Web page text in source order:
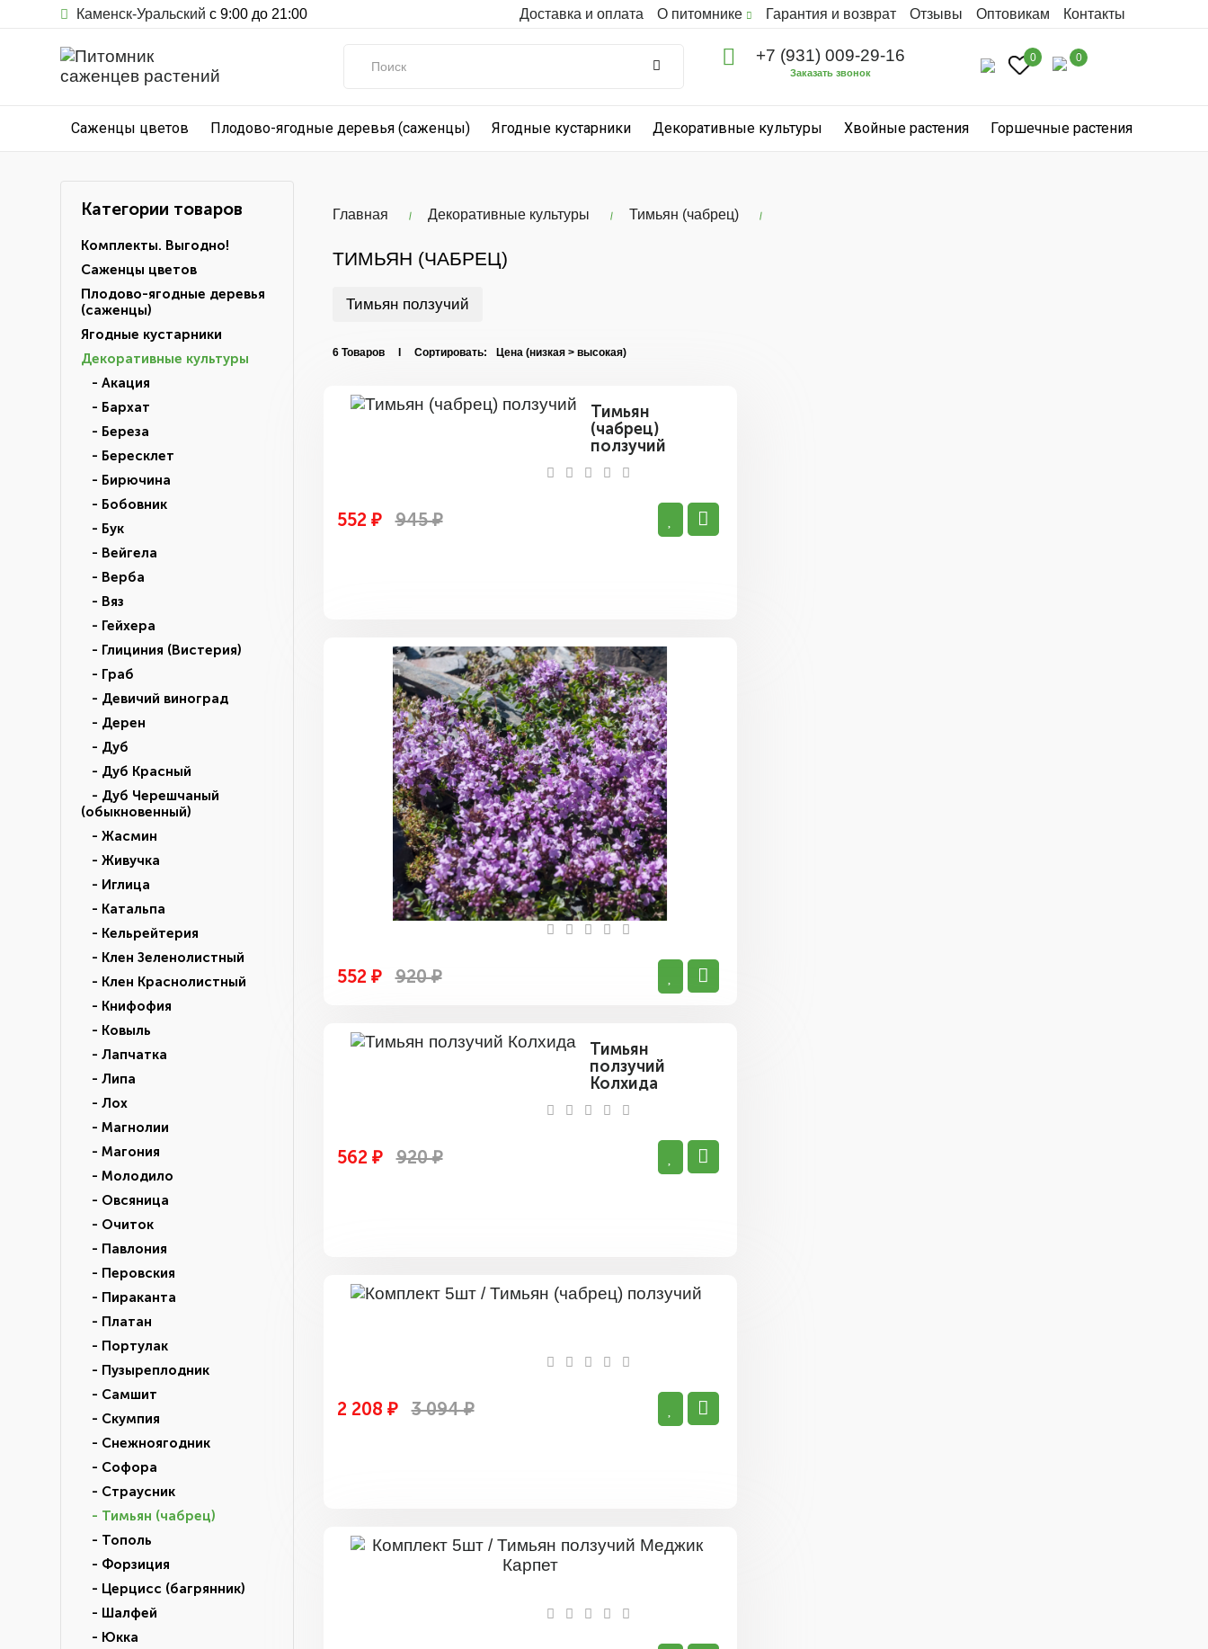
Каменск-Уральский с 9:00 до 21:00 Доставка и оплата О питомнике Гарантия и возврат Отзывы Оптовикам Контакты
+7 (931) 009-29-16
Заказать звонок
0 0
Саженцы цветов Плодово-ягодные деревья (саженцы) Ягодные кустарники Декоративные культуры Хвойные растения Горшечные растения
Категории товаров
Комплекты. Выгодно!
Саженцы цветов
Плодово-ягодные деревья
(саженцы)
Ягодные кустарники
Декоративные культуры
- Акация
- Бархат
- Береза
- Бересклет
- Бирючина
- Бобовник
- Бук
- Вейгела
- Верба
- Вяз
- Гейхера
- Глициния (Вистерия)
- Граб
- Девичий виноград
- Дерен
- Дуб
- Дуб Красный
- Дуб Черешчаный
(обыкновенный)
- Жасмин
- Живучка
- Иглица
- Катальпа
- Кельрейтерия
- Клен Зеленолистный
- Клен Краснолистный
- Книфофия
- Ковыль
- Лапчатка
- Липа
- Лох
- Магнолии
- Магония
- Молодило
- Овсяница
- Очиток
- Павлония
- Перовския
- Пираканта
- Платан
- Портулак
- Пузыреплодник
- Самшит
- Скумпия
- Снежноягодник
- Софора
- Страусник
- Тимьян (чабрец)
- Тополь
- Форзиция
- Церцисс (багрянник)
- Шалфей
- Юкка
Главная Декоративные культуры Тимьян (чабрец)
ТИМЬЯН (ЧАБРЕЦ)
Тимьян ползучий
6 Товаров I Сортировать:
Тимьян
(чабрец)
ползучий
552 ₽ 945 ₽
552 ₽ 920 ₽
Тимьян
ползучий
Колхида
562 ₽ 920 ₽
2 208 ₽ 3 094 ₽